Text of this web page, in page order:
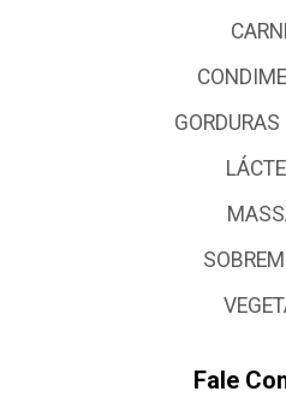
GORDURAS
Fale